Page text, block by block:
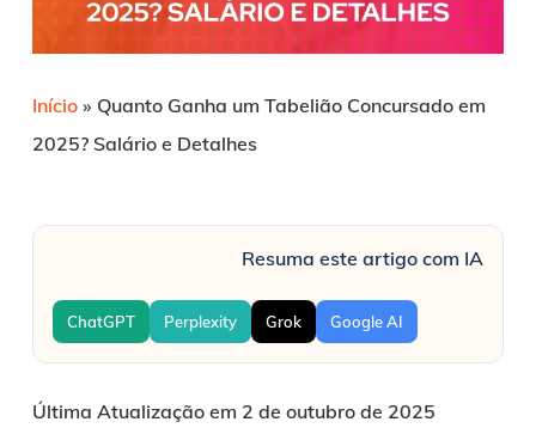
Início» Quanto Ganha um Tabelião Concursado em
2025? Salário e Detalhes
Resuma este artigo com IA
ChatGPT Perplexity Grok Google AI
Última Atualização em 2 de outubro de 2025